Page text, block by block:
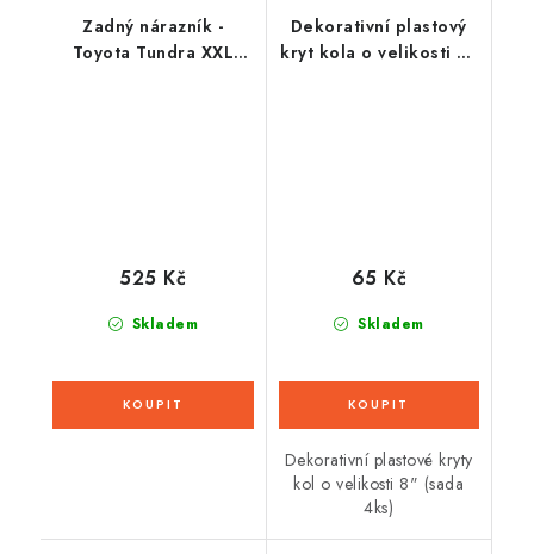
Zadný nárazník -
Toyota Tundra XXL
Skladem
525 Kč
Dekorativní plastový
kryt kola o velikosti 8"
Skladem
65 Kč
Dekorativní plastové kryty
kol o velikosti 8" (sada
4ks)